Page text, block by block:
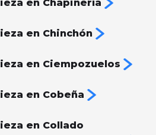
en Chapinería
en Chinchón
en Ciempozuelos
en Cobeña
en Collado